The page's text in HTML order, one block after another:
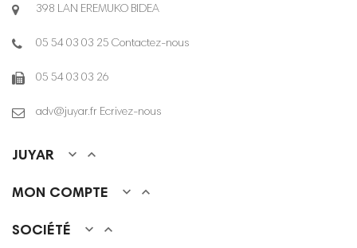
398 LAN EREMUKO BIDEA
05 54 03 03 25 Contactez-nous
05 54 03 03 26
adv@juyar.fr Ecrivez-nous
JUYAR  
MON COMPTE  
SOCIÉTÉ  